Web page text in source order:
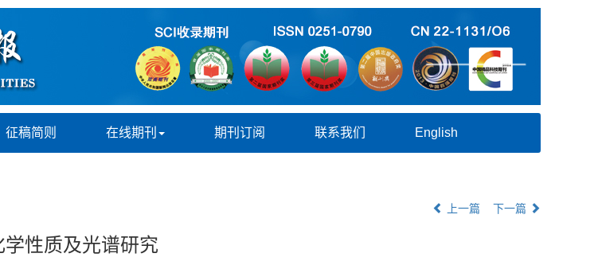
征稿简则 在线期刊 期刊订阅 联系我们 English
上一篇 下一篇
性质及光谱研究